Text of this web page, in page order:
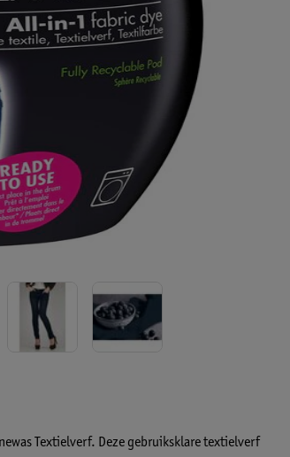
Textielverf. Deze gebruiksklare textielverf